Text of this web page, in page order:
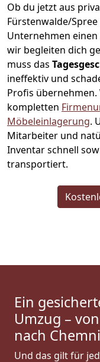
Ob du jetzt aus
Fürstenwalde/
Unternehmen einen
wir begleiten dich
muss das
ineffektiv und
Profis übernehmen.
kompletten
Möbeleinlagerung.
Mitarbeiter und
Inventar schnell
transportiert.
Ein
Umzug –
nach
Und das gilt für